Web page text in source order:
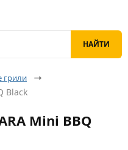
грили
Black
Mini BBQ